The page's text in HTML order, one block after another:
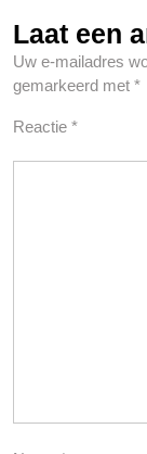
Laat een
Uw e-mailadres
gemarkeerd met *
Reactie *